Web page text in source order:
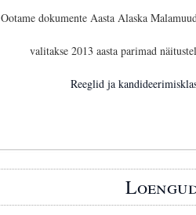
Ootame dokumente Aasta Alaska
valitakse 2013 aasta parimad
Reeglid ja